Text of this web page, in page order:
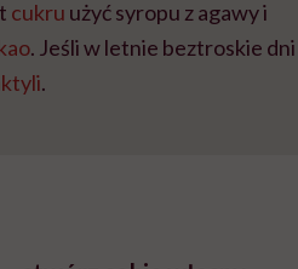
cukru użyć syropu z agawy i
. Jeśli w letnie beztroskie dni
.